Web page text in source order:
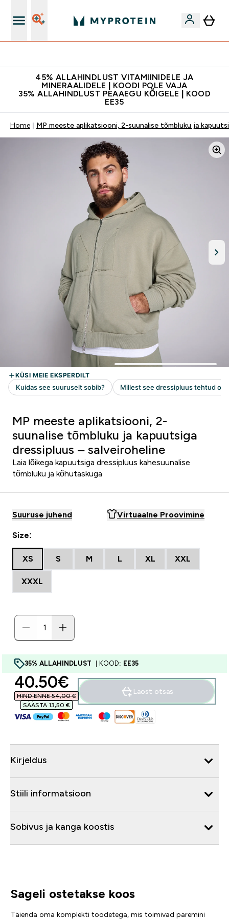
45% ALLAHINDLUST VITAMIINIDELE JA
MINERAALIDELE | KOODI POLE VAJA
35% ALLAHINDLUST PEAAEGU KÕIGELE | KOOD
EE35
Home MP meeste aplikatsiooni, 2-suunalise tõmbluku ja
MP meeste aplikatsiooni, 2-
suunalise tõmbluku ja kapuutsiga
dressipluus – salveiroheline
Laia lõikega kapuutsiga dressipluus kahesuunalise
tõmbluku ja kõhutaskuga
Suuruse juhend Virtuaalne Proovimine
Size:
XS S M L XL XXL
XXXL
35% ALLAHINDLUST | KOOD: EE35
discounted price
40.50€‎
HIND ENNE 54,00 €‎
SÄÄSTA 13,50 €‎
Laost otsas
Kirjeldus
Stiili informatsioon
Sobivus ja kanga koostis
Sageli ostetakse koos
Täienda oma komplekti toodetega, mis toimivad paremini